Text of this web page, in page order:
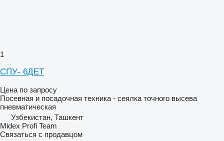
1
СПУ- 6ДЕТ
Цена по запросу
Посевная и посадочная техника - сеялка точного высева
пневматическая
Узбекистан, Ташкент
Midex Profi Team
Связаться с продавцом